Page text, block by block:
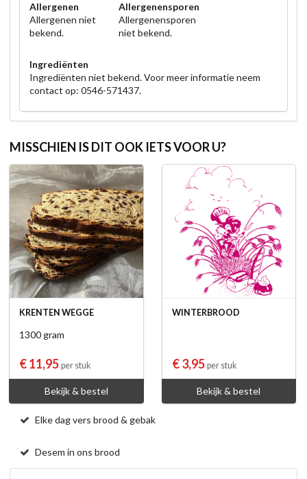
Allergenen
Allergenen niet
bekend.
Allergenensporen
Allergenensporen
niet bekend.
Ingrediënten
Ingrediënten niet bekend. Voor meer informatie neem
contact op: 0546-571437.
MISSCHIEN IS DIT OOK IETS VOOR U?
KRENTEN WEGGE
1300 gram
€ 11,95 per stuk
Bekijk & bestel
WINTERBROOD
€ 3,95 per stuk
Bekijk & bestel
Elke dag vers brood & gebak
Desem in ons brood